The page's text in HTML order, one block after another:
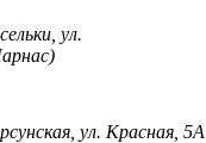
ул.
ул. Красная, 5А